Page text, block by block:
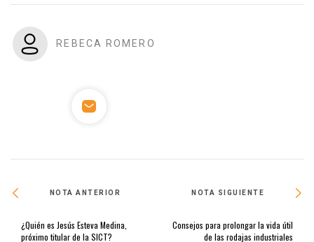
REBECA ROMERO
NOTA ANTERIOR
¿Quién es Jesús Esteva Medina,
próximo titular de la SICT?
NOTA SIGUIENTE
Consejos para prolongar la vida útil
de las rodajas industriales